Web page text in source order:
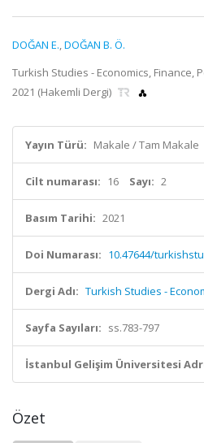
DOĞAN E.,DOĞAN B. Ö.
Turkish Studies - Economics, Finance,
2021 (Hakemli Dergi)
Yayın Türü: Makale / Tam Makale
Cilt numarası: 16 Sayı: 2
Basım Tarihi: 2021
Doi Numarası: 10.47644/
Dergi Adı: Turkish Studies -
Sayfa Sayıları: ss.783-797
İstanbul Gelişim Üniversitesi
Özet